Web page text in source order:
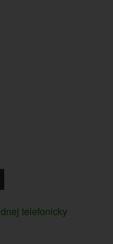
telefonicky